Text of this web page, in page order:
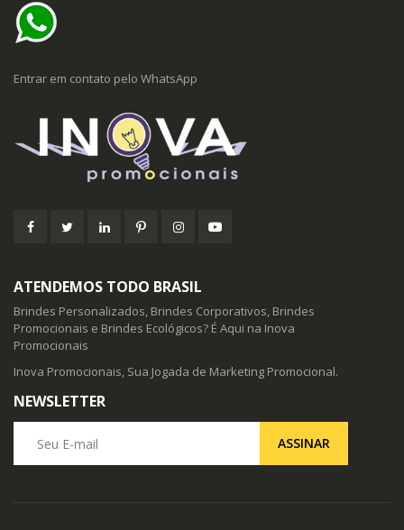
Entrar em contato pelo WhatsApp
ATENDEMOS TODO BRASIL
Brindes Personalizados, Brindes Corporativos, Brindes
Promocionais e Brindes Ecológicos? É Aqui na Inova
Promocionais
Inova Promocionais, Sua Jogada de Marketing Promocional.
NEWSLETTER
ASSINAR